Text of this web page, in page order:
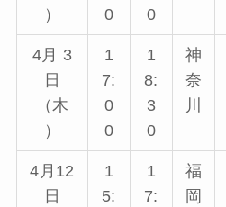
）
0
0
4月 3
日
（木
）
1
7:
0
0
1
8:
3
0
神
奈
川
4月12
日
1
5:
1
7:
福
岡